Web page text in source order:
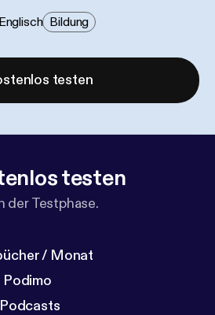
Englisch Bildung
testen
testen
der Testphase.
/ Monat